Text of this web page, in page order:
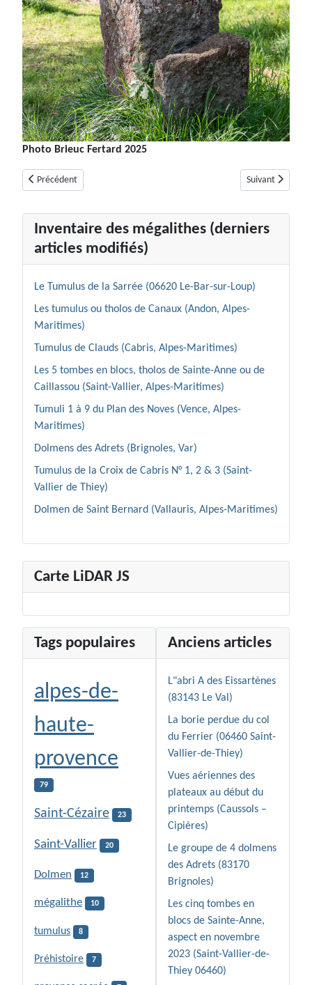
Photo Brieuc Fertard 2025
Article précédent : Menhir 2 des Veyssières (ou de Valescure)
Précédent Article suivant :
Suivant
Inventaire des mégalithes (derniers
articles modifiés)
Le Tumulus de la Sarrée (06620 Le-Bar-sur-Loup)
Les tumulus ou tholos de Canaux (Andon, Alpes-
Maritimes)
Tumulus de Clauds (Cabris, Alpes-Maritimes)
Les 5 tombes en blocs, tholos de Sainte-Anne ou de
Caillassou (Saint-Vallier, Alpes-Maritimes)
Tumuli 1 à 9 du Plan des Noves (Vence, Alpes-
Maritimes)
Dolmens des Adrets (Brignoles, Var)
Tumulus de la Croix de Cabris N° 1, 2 & 3 (Saint-
Vallier de Thiey)
Dolmen de Saint Bernard (Vallauris, Alpes-Maritimes)
Carte LiDAR JS
Tags populaires
alpes-de-
haute-
provence
79
Saint-Cézaire 23
Saint-Vallier 20
Dolmen 12
mégalithe 10
tumulus 8
Préhistoire 7
Anciens articles
L"abri A des Eissartènes
(83143 Le Val)
La borie perdue du col
du Ferrier (06460 Saint-
Vallier-de-Thiey)
Vues aériennes des
plateaux au début du
printemps (Caussols –
Cipières)
Le groupe de 4 dolmens
des Adrets (83170
Brignoles)
Les cinq tombes en
blocs de Sainte-Anne,
aspect en novembre
2023 (Saint-Vallier-de-
Thiey 06460)